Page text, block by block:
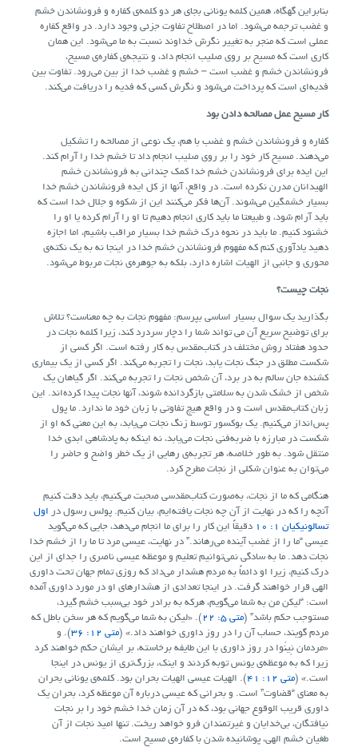
بنابراین گهگاه، همین کلمه یونانی بجای هر دو کلمه‌ی کفاره و فرونشاندن خشم
و غضب ترجمه می‌شود. اما در اصطلاح تفاوت جزئی وجود دارد. در واقع کفاره
عملی است که منجر به تغییر نگرش خداوند نسبت به ما می‌شود. این همان
کاری است که مسیح بر روی صلیب انجام داد، و نتیجه‌ی کفاره‌ی مسیح،
فرونشاندن خشم و غضب است – خشم و غضب خدا از بین می‌رود. تفاوت بین
فدیه‌ای است که پرداخت می‌شود و نگرش کسی که فدیه را دریافت می‌کند.
کار مسیح عمل مصالحه دادن بود
کفاره و فرونشاندن خشم و غضب با هم، یک نوعی از مصالحه را تشکیل
می‌دهند. مسیح کار خود را بر روی صلیب انجام داد تا خشم خدا را آرام کند.
این ایده برای فرونشاندن خشم خدا کمک چندانی به فرونشاندن خشم
الهیدانان مدرن نکرده است. در واقع، آنها از کل ایده فرونشاندن خشم خدا
بسیار خشمگین می‌شوند. آن‌ها فکر می‌کنند این از شکوه و جلال خدا است که
باید آرام شود، و طبیعتا ما باید کاری انجام دهیم تا او را آرام کرده یا او را
خشنود کنیم. ما باید در نحوه درک خشم خدا بسیار مراقب باشیم، اما اجازه
دهید یادآوری کنم که مفهوم فرونشاندن خشم خدا در اینجا نه به یک نکته‌ی
محوری و جانبی از الهیات اشاره دارد، بلکه به جوهر‌ه‌ی نجات مربوط می‌شود.
نجات چیست؟
بگذارید یک سوال بسیار اساسی بپرسم: مفهوم نجات به چه معناست؟ تلاش
برای توضیح سریع آن می تواند شما را دچار سردرد کند، زیرا کلمه نجات در
حدود هفتاد روش مختلف در کتاب‌مقدس به کار رفته است. اگر کسی از
شکست مطلق در جنگ نجات یابد، نجات را تجربه می‌کند. اگر کسی از یک بیماری
کشنده جان سالم به در برد، آن شخص نجات را تجربه می‌کند. اگر گیاهان یک
شخص از خشک شدن به سلامتی بازگردانده شوند، آنها نجات پیدا کرده‌اند. این
زبان کتاب‌مقدس است و در واقع هیچ تفاوتی با زبان خود ما ندارد. ما پول
پس‌انداز می‌کنیم. یک بوکسور توسط زنگ نجات می‌یابد، به این معنی که او از
شکست در مبارزه با ضربه‌فنی نجات می‌یابد، نه اینکه به پادشاهی ابدی خدا
منتقل شود. به طور خلاصه، هر تجربه‌ی رهایی از یک خطر واضح و حاضر را
می‌توان به عنوان شکلی از نجات مطرح کرد.
هنگامی که ما از نجات، به‌صورت کتاب‌مقدسی صحبت می‌کنیم، باید دقت کنیم
آنچه را که در نهایت از آن چه نجات یافته‌ایم، بیان کنیم. پولس رسول در اول
تسالونیکیان 1: 10
دقیقاً این کار را برای ما انجام می‌دهد، جایی که می‌گوید
عیسی “ما را از غضب آینده می‌رهاند.” در نهایت، عیسی مرد تا ما را از خشم خدا
نجات دهد. ما به سادگی نمی‌توانیم تعلیم و موعظه عیسی ناصری را جدای از این
درک کنیم، زیرا او دائماً به مردم هشدار می‌داد که روزی تمام جهان تحت داوری
الهی قرار خواهند گرفت. در اینجا تعدادی از هشدارهای او در مورد داوری آمده
است: “لیکن من به شما می‌گویم، هرکه به برادر خود بی‌سبب خشم گیرد،
مستوجب حکم باشد” (متی 5: 22
). «لیکن به شما می‌گویم که هر سخن باطل که
مردم گویند، حساب آن را در روز داوری خواهند داد.» (متی 12: 36
). و
«مردمان نِینَوا در روز داوری با این طایفه برخاسته، بر ایشان حکم خواهند کرد
زیرا که به موعظه‌ی یونس توبه کردند و اینک، بزرگ‌تری از یونس در اینجا
است.» (متی 12: 41
). الهیات عیسی الهیات بحران بود. کلمه‌ی یونانی بحران
به معنای “قضاوت” است. و بحرانی که عیسی درباره آن موعظه کرد، بحران یک
داوری قریب الوقوع جهانی بود، که در آن زمان خدا خشم خود را بر نجات
نیافتگان، بی‌خدایان و غیرتمندان فرو خواهد ریخت. تنها امید نجات از آن
طغیان خشم الهی، پوشانیده شدن با کفاره‌ی مسیح است.